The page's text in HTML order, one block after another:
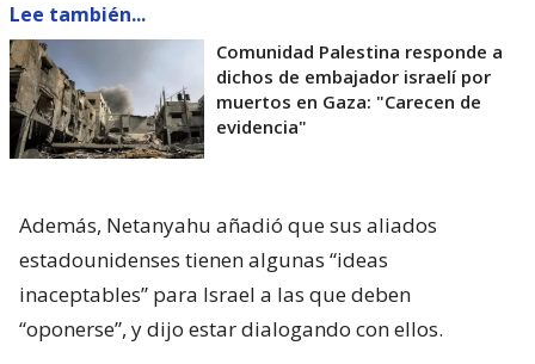
Lee también...
Comunidad Palestina responde a
dichos de embajador israelí por
muertos en Gaza: "Carecen de
evidencia"
Además, Netanyahu añadió que sus aliados
estadounidenses tienen algunas “ideas
inaceptables” para Israel a las que deben
“oponerse”, y dijo estar dialogando con ellos.